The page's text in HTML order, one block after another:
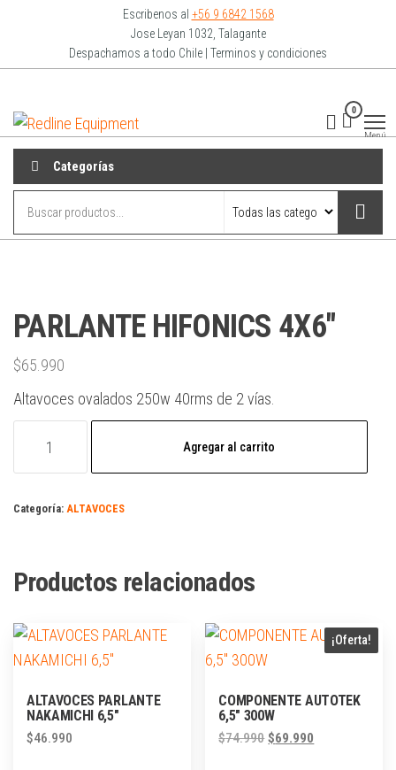
Escribenos al +56 9 6842 1568
Jose Leyan 1032, Talagante
Despachamos a todo Chile | Terminos y condiciones
Equipment
0
Menú
Categorías
PARLANTE HIFONICS 4X6″
$65.990
Altavoces ovalados 250w 40rms de 2 vías.
Agregar al carrito
Categoría: ALTAVOCES
Productos relacionados
ALTAVOCES PARLANTE
NAKAMICHI 6,5″
$46.990
¡Oferta!
COMPONENTE AUTOTEK
6,5″ 300W
$74.990 $69.990